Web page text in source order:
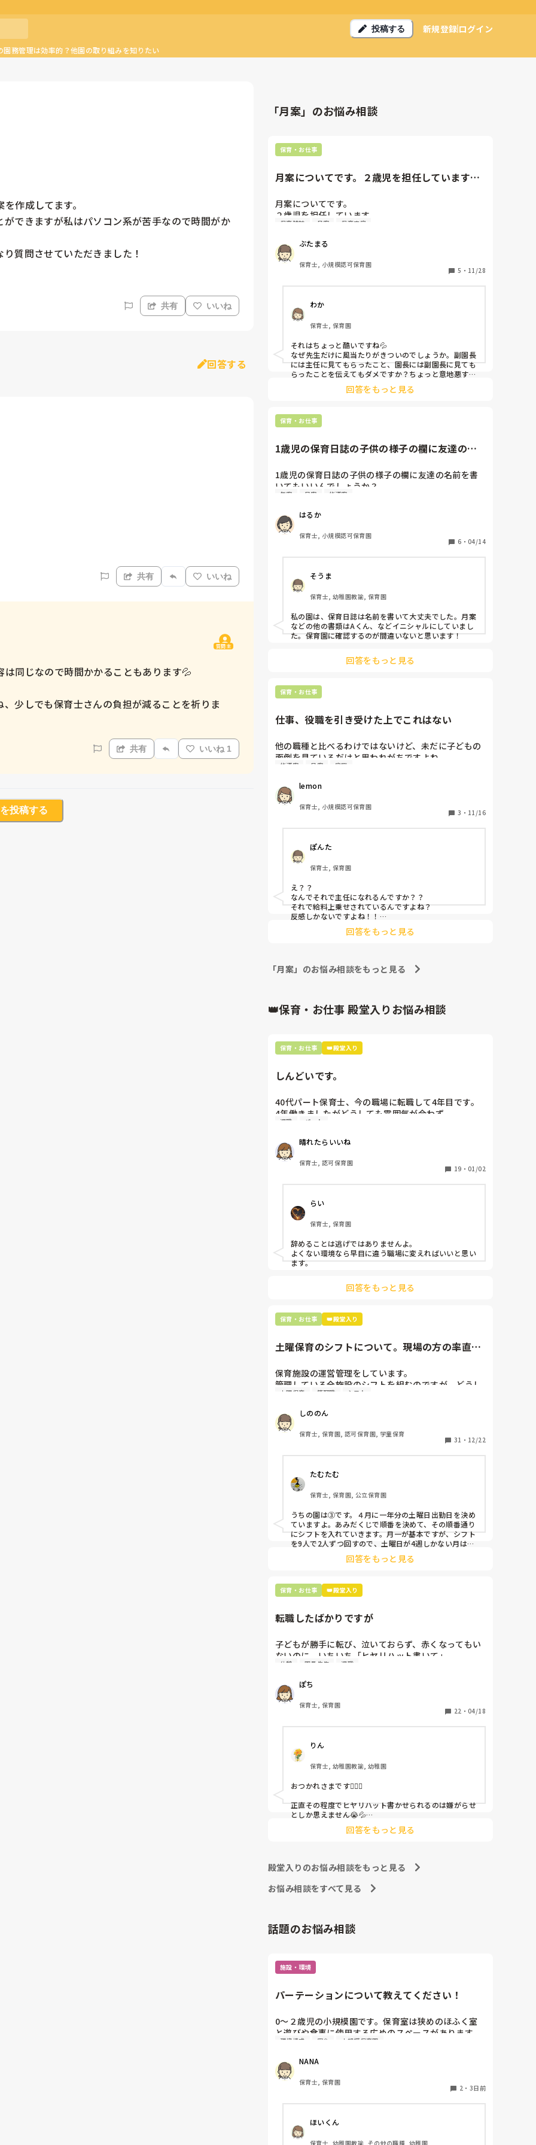
投稿する 新規登録ログイン
園務管理は効率的？他園の取り組みを知りたい
作成してます。
できますが私はパソコン系が苦手なので時間がか
質問させていただきました！
共有 いいね
回答する
共有 いいね
質問主
同じなので時間かかることもあります💦
少しでも保育士さんの負担が減ることを祈りま
共有 いいね 1
投稿する
「月案」のお悩み相談
保育・お仕事
月案についてです。２歳児を担任しています今
月案についてです。
２歳児を担任しています
今まで(2年間)月間カリキュラム指導計画書という、
写して書くということをしていました。
というより、そこから抜き取って書くよう指示されて
いました。
プリプリなどの雑誌から抜き取って書いたりすること
の？」「この言い回しはありえない」と怒られます。
保育雑誌が間違っていることなんてあるのでしょう
例えば「ルールのある遊びを知る。」という文が指導
計画から抜き取った時には「ルールってなに？」「ル
ールを知ってどうするの？」「ルールのある遊びって
例えば何？見てわからないよね？」と言われました。
でそれを書いたら、副園長は「この目標は先月の様子
と噛み合ってない」「先月の内容にあわせなさい」と
いわれ、最初の主任に見せる前のをみせたらこれでい
いと言われました。
たものもダメ、副園長に直してもらったのもダメ
そもそも保育士として向いてない、資格持ってる？学
一人一人考えかたが違うのはわかりますが、ここまで
いわれるとやる気もなくなりますし、何がいいのかわ
からなくなります。
毎週「今週はどうだったか」やほぼ毎日「何が課題
まめにメモをしています。メモと照らし合わせながら
個人の月案やクラスの月案を立てています。
普段保育に一切入らないのに、子供のことを分かった
かのような口で「子供のことを見ていない」「この子
達にこれはまだ早い」などいわれます。
もたちがやりたくて意欲的に取り組んでいます
比べるわけではないですが、他のクラスの先生は保育
中身が薄い(去年の丸パクリで発達もあっていないの
に)怒られない、
皆さんは月案を立てる際、気をつけていることや立て
保育雑誌 月案 保育内容
ぶたまる
保育士, 小規模認可保育園
5 ・ 11/28
わか
保育士, 保育園
それはちょっと酷いですね💦
なぜ先生だけに風当たりがきついのでしょうか。副園長
には主任に見てもらったこと、園長には副園長に見ても
らったことを伝えてもダメですか？ちょっと意地悪すぎ
ます…そんな中で頑張ってるぶたまるさんが偉すぎま
回答をもっと見る
保育・お仕事
1歳児の保育日誌の子供の様子の欄に友達の名
1歳児の保育日誌の子供の様子の欄に友達の名前を書
いてもいいんでしょうか？
例文:保育者や◯◯と追いかけっこをし、体を動かして
年案 日案 指導案
はるか
保育士, 小規模認可保育園
6 ・ 04/14
そうま
保育士, 幼稚園教諭, 保育園
私の園は、保育日誌は名前を書いて大丈夫でした。月案
などの他の書類はAくん、などイニシャルにしていまし
た。保育園に確認するのが間違いないと思います！
回答をもっと見る
保育・お仕事
仕事、役職を引き受けた上でこれはない
他の職種と比べるわけではないけど、未だに子どもの
面倒を見ているだけと思われがちですよね。
それでも大変な仕事だと思ってくださる方もいれば、
日でも、夕方まで預ける家庭もあり、子どもたちも1
週間預けられっぱなしだと疲れがたまるのを分かって
ほしいし、保育園へ協力してくれたらなぁ時もありま
す。書類関係は今はＩＣＴ化され、少しずつ簡単には
思っています。
ただ、やるべきことは仕事なので殺らなければいけな
いのに、未だ10月の個人案、反省、11月の月案など仕
上がっていない一緒にクラスを持つ、主任に苛立って
います。昨年もそうだったらしく、年を越しても昨年
度のができていなく、何度も声をかけてやっと作成し
ていたようで。。
平の職員だって、指導案などは月前に仕上げておくの
は当たり前としてやっていて主任の立場でこれはない
ん
指導案 月案 家庭
lemon
保育士, 小規模認可保育園
3 ・ 11/16
ぽんた
保育士, 保育園
え？？
なんでそれで主任になれるんですか？？
それで給料上乗せされているんですよね？
反感しかないですよね！！
初めて聞きました💦
周りは何も言わないのですか？
給料がかかっている分、納得できないと思います。
回答をもっと見る
「月案」のお悩み相談をもっと見る
👑保育・お仕事 殿堂入りお悩み相談
保育・お仕事 👑殿堂入り
しんどいです。
40代パート保育士、今の職場に転職して4年目です。
4年働きましたがどうしても雰囲気が合わず
退職しようと思っています。
周りの職員は、勤続10年以上から何十年という先生が
ほとんどです。
保護者子どもの愚痴悪口が多く、
子どもの前でも
仕方ないよね
もう何も言わずに
子どもの言いなりになればいいんだね
などいう意見で…
上の先生に相談することは難しそうです。
正直苦しい。
辞めることは逃げ、と、過去辞めた人も何年も言われ
続けています
退職 パート
晴れたらいいね
保育士, 認可保育園
19 ・ 01/02
らい
保育士, 保育園
辞めることは逃げではありませんよ。
よくない環境なら早目に違う職場に変えればいいと思い
ます。
回答をもっと見る
保育・お仕事 👑殿堂入り
土曜保育のシフトについて。現場の方の率直な
保育施設の運営管理をしています。
管理している全施設のシフトを組むのですが、どうし
ても土曜保育だけは入れる方が少なく、いつも苦労し
応募の段階では皆、月1〜2回の土曜出勤があることに
同意して入職しているはずですが、いざ勤務が始まる
と一日も土曜出勤が出来ない方ばかりです。
①土曜日の希望休は2日まで、と制限をかける
②毎月、必ず土曜保育に入ることのできる日を1日だ
けピックアップしてもらう
③仮シフトが出た時、土曜出勤が難しければ自身で代
わりの人を交渉して見つけてもらう
上記のいずれかの対策を取り入れることを考えていま
土曜保育 管理職 シフト
しののん
保育士, 保育園, 認可保育園, 学童保育
31 ・ 12/22
たむたむ
保育士, 保育園, 公立保育園
うちの園は③です。４月に一年分の土曜日出勤日を決め
ていますよ。あみだくじで順番を決めて、その順番通り
にシフトを入れていきます。月一が基本ですが、シフト
を9人で2人ずつ回すので、土曜日が4週しかない月は無
しの時もありますよ。その土曜日が出られない人は、同
じシフト時間の人と自分で交代して貰い、主任に報告し
回答をもっと見る
保育・お仕事 👑殿堂入り
転職したばかりですが
子どもが勝手に転び、泣いておらず、赤くなってもい
ないのに、いちいち「ヒヤリハット書いて」
と書かされ
休憩時間に書くしかなく、辛いです
（そう言う本人は書かない）
しかも、上司に↑この内容でも
「どうしたらなくせるか」
呼ばれて一緒に対策を考えさせられること多数
これだけで30〜40分拘束されて辛いです
皆さんの園はどうですか?
休憩 園長先生 退職
ぽち
保育士, 保育園
22 ・ 04/18
りん
保育士, 幼稚園教諭, 幼稚園
おつかれさまです🙇🏻‍♀️
正直その程度でヒヤリハット書かせられるのは嫌がらせ
としか思えません😭💦
他の先生方も同様のことをされているのでしょうか？
回答をもっと見る
殿堂入りのお悩み相談をもっと見る
お悩み相談をすべて見る
話題のお悩み相談
施設・環境
パーテーションについて教えてください！
0〜２歳児の小規模園です。保育室は狭めのほふく室
と遊びや食事に使用する広めのスペースがあります。
広すぎると走り回ったりして落ち着かないので、活動
テーションがウレタンのような素材で軽いので、ちょ
っと体が当たると倒れたり、つかまり立ちが不安定な
子にとっては共倒れになったりで危険です。かと言っ
て固定してしまうと活動によって柔軟に移動すること
しっかりした重いものを置いていましたが、移動が大
変で使い勝手が悪く、子どもがぶつかって倒れた時に
環境構成 安全 小規模保育園
NANA
保育士, 保育園
2 ・ 3日前
ほいくん
保育士, 幼稚園教諭, その他の職種, 幼稚園